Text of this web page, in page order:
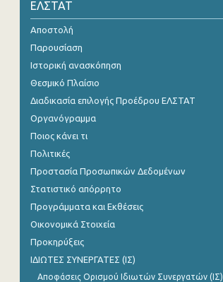
2005
2004
2003
2002
2001
ΕΛΣΤΑΤ
Αποστολή
Παρουσίαση
Ιστορική ανασκόπηση
Θεσμικό Πλαίσιο
Διαδικασία επιλογής Προέδρου ΕΛΣΤΑΤ
Οργανόγραμμα
Ποιος κάνει τι
Πολιτικές
Προστασία Προσωπικών Δεδομένων
Στατιστικό απόρρητο
Προγράμματα και Εκθέσεις
Οικονομικά Στοιχεία
Προκηρύξεις
ΙΔΙΩΤΕΣ ΣΥΝΕΡΓΑΤΕΣ (ΙΣ)
Αποφάσεις Ορισμού Ιδιωτών Συνεργατών (ΙΣ)